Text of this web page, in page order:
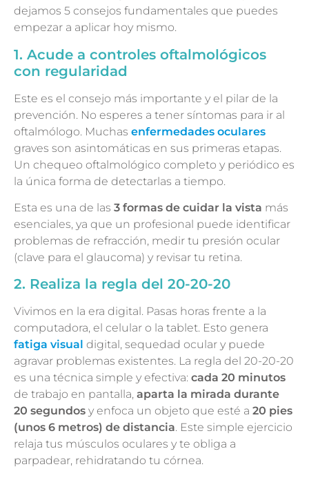
dejamos 5 consejos fundamentales que puedes
empezar a aplicar hoy mismo.
1. Acude a controles oftalmológicos
con regularidad
Este es el consejo más importante y el pilar de la
prevención. No esperes a tener síntomas para ir al
oftalmólogo. Muchas enfermedades oculares
graves son asintomáticas en sus primeras etapas.
Un chequeo oftalmológico completo y periódico es
la única forma de detectarlas a tiempo.
Esta es una de las 3 formas de cuidar la vista más
esenciales, ya que un profesional puede identificar
problemas de refracción, medir tu presión ocular
(clave para el glaucoma) y revisar tu retina.
2. Realiza la regla del 20-20-20
Vivimos en la era digital. Pasas horas frente a la
computadora, el celular o la tablet. Esto genera
fatiga visual digital, sequedad ocular y puede
agravar problemas existentes. La regla del 20-20-20
es una técnica simple y efectiva: cada 20 minutos
de trabajo en pantalla, aparta la mirada durante
20 segundos y enfoca un objeto que esté a 20 pies
(unos 6 metros) de distancia. Este simple ejercicio
relaja tus músculos oculares y te obliga a
parpadear, rehidratando tu córnea.